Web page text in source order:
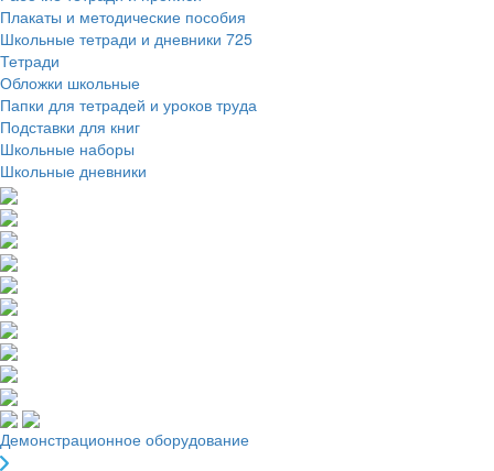
Плакаты и методические пособия
Школьные тетради и дневники 725
Тетради
Обложки школьные
Папки для тетрадей и уроков труда
Подставки для книг
Школьные наборы
Школьные дневники
Демонстрационное оборудование